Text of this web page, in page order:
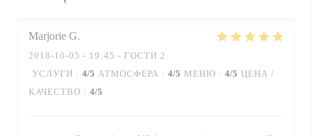
Marjorie G
2018-10-05 - 19:45 - ГОСТИ 2
УСЛУГИ : 4/5 АТМОСФЕРА : 4/5 МЕНЮ : 4/5 ЦЕНА /
КАЧЕСТВО : 4/5